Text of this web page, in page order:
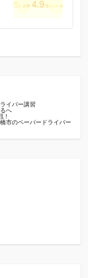
イバー講習
へ
！
市のペーパードライバー